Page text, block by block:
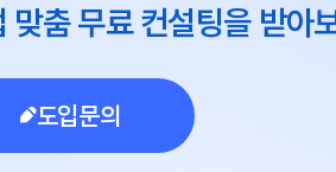
맞춤 무료 컨설팅을 받아
도입문의